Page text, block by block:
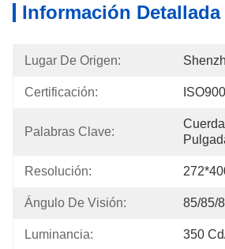
Información Detallada
Lugar De Origen:
Certificación:
Palabras Clave:
Resolución:
Ángulo De Visión: 85/85/
Luminancia: 350